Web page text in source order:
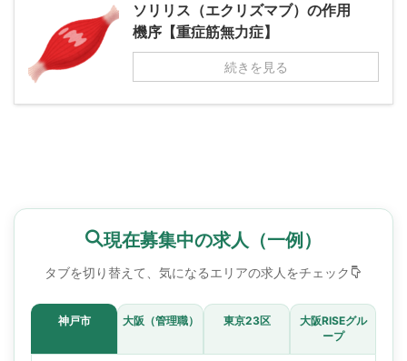
ソリリス（エクリズマブ）の作用
機序【重症筋無力症】
続きを見る
現在募集中の求人（一例）
タブを切り替えて、気になるエリアの求人をチェック
神戸市 大阪（管理職） 東京23区
大阪RISEグル
ープ